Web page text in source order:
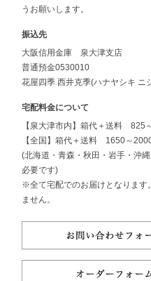
うお願いします。
振込先
大阪信用金庫 泉大津支店
普通預金0530010
花屋四季 西井克季(ハナヤシキ ニ
宅配料金について
【泉大津市内】箱代＋送料 825
【全国】箱代＋送料 1650～
(北海道・青森・秋田・岩手・沖
必要です)
※全て宅配でのお届けとなります
ません。